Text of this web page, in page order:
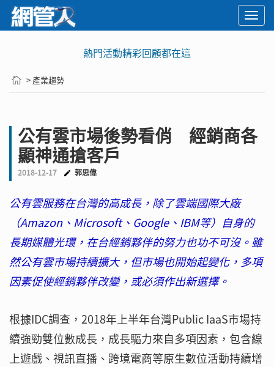
熱門活動精彩回顧都在這
> 產業趨勢
公有雲市場後勢看俏 經銷商各
顯神通搶客戶
2018-12-17 郭思偉
公有雲服務在台灣的高成長，除了雲端國際大廠
（Amazon、Microsoft、Google、IBM等）自身的
長期媒體光環，在台經銷夥伴的努力也功不可沒。雖
然公有雲市場持續擴大，但市場也開始起變化，多項
因素促使經銷夥伴改變，或必須作出新選擇。
根據IDC調查，2018年上半年台灣Public IaaS市場持
續強勁雙位數成長，成長驅力來自多項因素，包含線
上遊戲、視訊直播、跨境電商等原生數位活動持續增